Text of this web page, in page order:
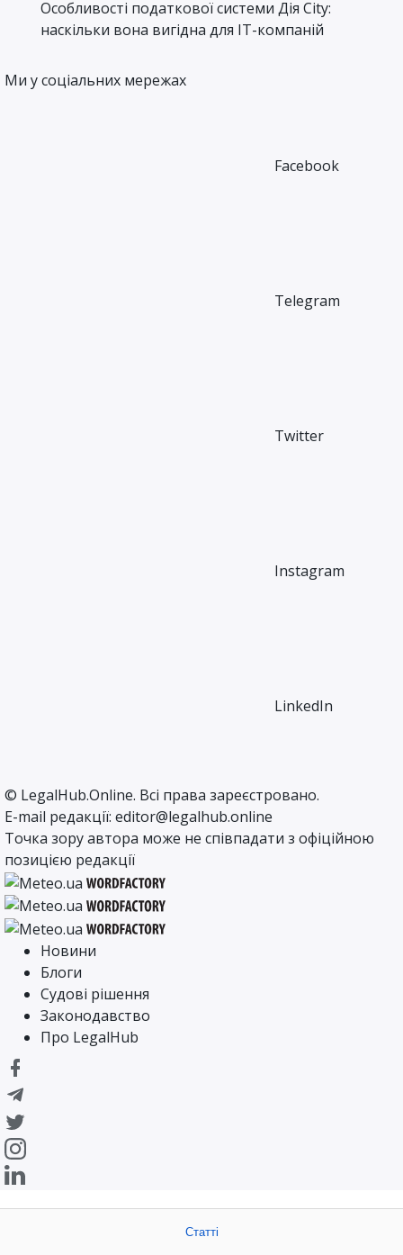
Особливості податкової системи Дія City:
наскільки вона вигідна для ІТ-компаній
Ми у соціальних мережах
Facebook
Telegram
Twitter
Instagram
LinkedIn
© LegalHub.Online. Всі права зареєстровано.
E-mail редакції: editor@legalhub.online
Точка зору автора може не співпадати з офіційною
позицією редакції
Новини
Блоги
Судові рішення
Законодавство
Про LegalHub
Статті